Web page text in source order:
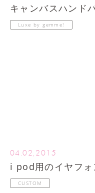
キャンバスハンド
Luxe by gemme!
04.02,2015
i pod用のイヤフ
CUSTOM